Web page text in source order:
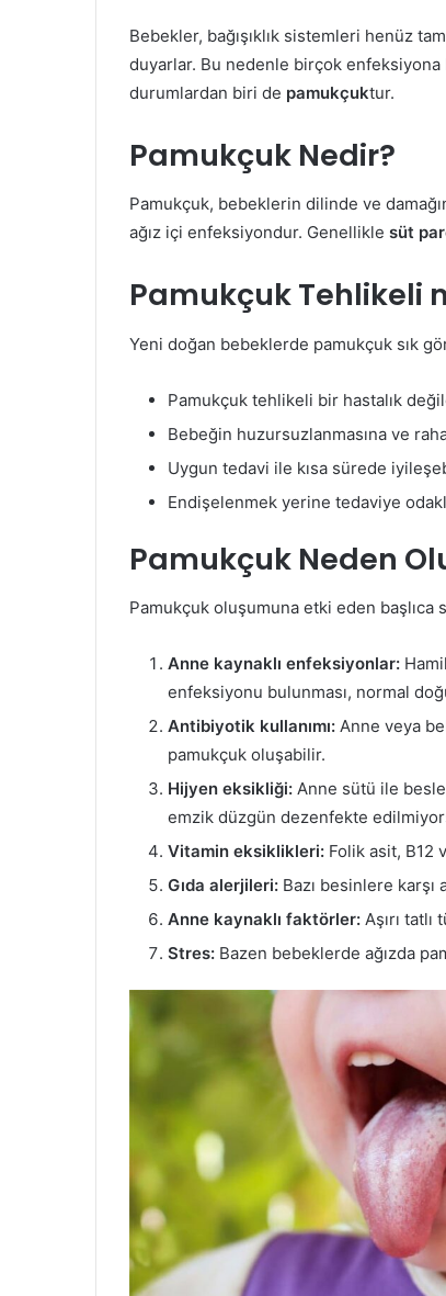
Bebekler, bağışıklık sistemleri henüz
duyarlar. Bu nedenle birçok enfeksiyona
durumlardan biri de pamukçuktur.
Pamukçuk Nedir?
Pamukçuk, bebeklerin dilinde ve
ağız içi enfeksiyondur. Genellikle süt
Pamukçuk Tehlikeli
Yeni doğan bebeklerde pamukçuk sık
Pamukçuk tehlikeli bir hastalık
Bebeğin huzursuzlanmasına ve
Uygun tedavi ile kısa sürede
Endişelenmek yerine tedaviye
Pamukçuk Neden
Pamukçuk oluşumuna etki eden başlıca
Anne kaynaklı enfeksiyonlar:
enfeksiyonu bulunması, normal
Antibiyotik kullanımı: Anne veya
pamukçuk oluşabilir.
Hijyen eksikliği: Anne sütü ile
emzik düzgün dezenfekte
Vitamin eksiklikleri: Folik asit, B12
Gıda alerjileri: Bazı besinlere
Anne kaynaklı faktörler: Aşırı
Stres: Bazen bebeklerde ağızda